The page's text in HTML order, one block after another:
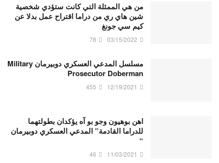
من هي الممثلة التي كانت ستؤدي شخصية
شين هاي ري من دراما اقتراح عمل بدلا عن
كيم سي جونغ
03/15/2022
78
مسلسل المدعي العسكري دوبيرمان Military
Prosecutor Doberman
12/19/2021
455
اهن بوهيون وجو بو آه يؤكدان بطولتهما
للدراما القادمة” المدعي العسكري دوبيرمان
“
11/03/2021
46